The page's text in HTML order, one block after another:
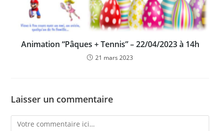
Animation “Pâques + Tennis” – 22/04/2023 à 14h
21 mars 2023
Laisser un commentaire
Comment